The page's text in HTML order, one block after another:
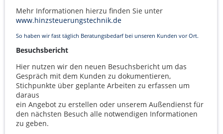
Mehr Informationen hierzu finden Sie unter
www.hinzsteuerungstechnik.de
So haben wir fast täglich Beratungsbedarf bei unseren Kunden vor Ort.
Besuchsbericht
Hier nutzen wir den neuen Besuchsbericht um das
Gespräch mit dem Kunden zu dokumentieren,
Stichpunkte über geplante Arbeiten zu erfassen um
daraus
ein Angebot zu erstellen oder unserem Außendienst für
den nächsten Besuch alle notwendigen Informationen
zu geben.